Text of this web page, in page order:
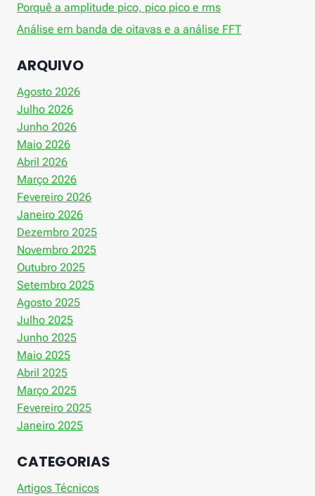
Porquê a amplitude pico, pico pico e rms
Análise em banda de oitavas e a análise FFT
ARQUIVO
Agosto 2026
Julho 2026
Junho 2026
Maio 2026
Abril 2026
Março 2026
Fevereiro 2026
Janeiro 2026
Dezembro 2025
Novembro 2025
Outubro 2025
Setembro 2025
Agosto 2025
Julho 2025
Junho 2025
Maio 2025
Abril 2025
Março 2025
Fevereiro 2025
Janeiro 2025
CATEGORIAS
Artigos Técnicos